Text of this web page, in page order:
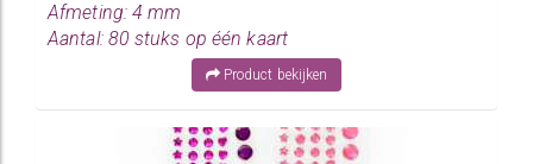
Afmeting: 4 mm
Aantal: 80 stuks op één kaart
Product bekijken